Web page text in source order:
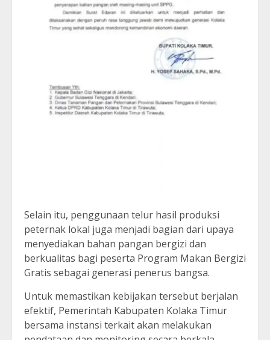
Selain itu, penggunaan telur hasil produksi
peternak lokal juga menjadi bagian dari upaya
menyediakan bahan pangan bergizi dan
berkualitas bagi peserta Program Makan Bergizi
Gratis sebagai generasi penerus bangsa.
Untuk memastikan kebijakan tersebut berjalan
efektif, Pemerintah Kabupaten Kolaka Timur
bersama instansi terkait akan melakukan